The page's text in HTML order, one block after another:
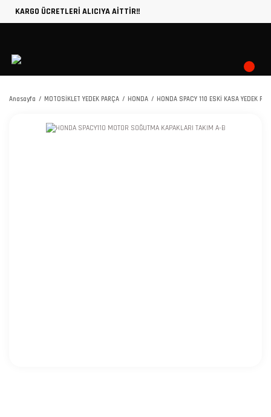
KARGO ÜCRETLERİ ALICIYA AİTTİR!!
Anasayfa MOTOSİKLET YEDEK PARÇA HONDA HONDA SPACY 110 ESKİ KASA YEDEK